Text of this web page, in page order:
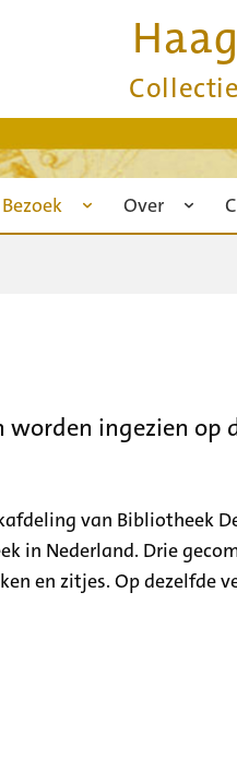
Bezoek Over
ingezien op
van Bibliotheek
in Nederland. Drie
en zitjes. Op dezelfde